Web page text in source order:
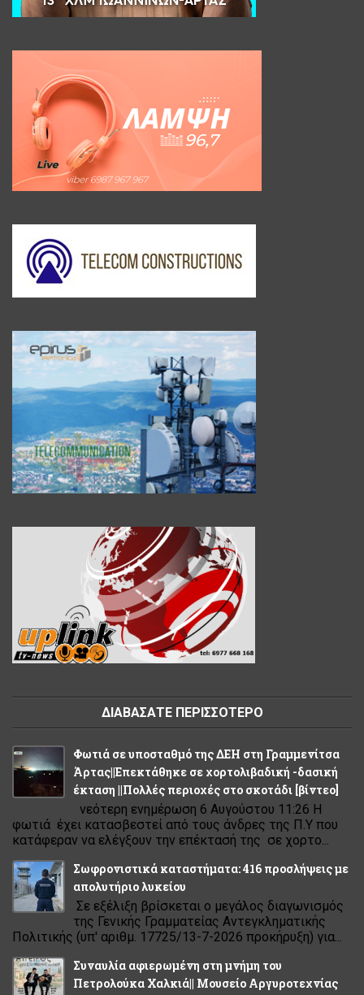
ΔΙΑΒΑΣΑΤΕ ΠΕΡΙΣΣΟΤΕΡΟ
Φωτιά σε υποσταθμό της ΔΕΗ στη Γραμμενίτσα
Άρτας||Επεκτάθηκε σε χορτολιβαδική -δασική
έκταση ||Πολλές περιοχές στο σκοτάδι [βίντεο]
νεότερη ενημέρωση 6 Αυγούστου 11:26 Η
φωτιά έχει κατασβεστεί από τους άνδρες της Π.Υ που
κατάφεραν να ελέγξουν την επέκτασή της σε χορτο...
Σωφρονιστικά καταστήματα: 416 προσλήψεις με
απολυτήριο λυκείου
Σε εξέλιξη βρίσκεται ο μεγάλος διαγωνισμός
της Γενικής Γραμματείας Αντεγκληματικής
Πολιτικής (υπ' αριθμ. 17725/13-7-2026 προκήρυξη) για...
Συναυλία αφιερωμένη στη μνήμη του
Πετρολούκα Χαλκιά|| Μουσείο Αργυροτεχνίας